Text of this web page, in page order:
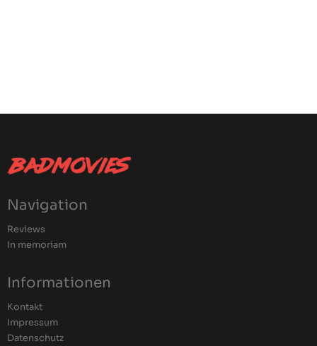
Navigation
Reviews
In memoriam
Informationen
Kontakt
Impressum
Datenschutz